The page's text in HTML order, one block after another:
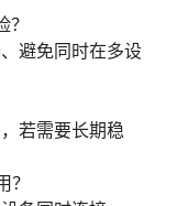
避免同时在多设
若需要长期稳
？